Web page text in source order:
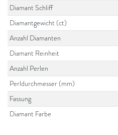
Diamant Schliff
Diamantgewicht (ct)
Anzahl Diamanten
Diamant Reinheit
Anzahl Perlen
Perldurchmesser (mm)
Fassung
Diamant Farbe